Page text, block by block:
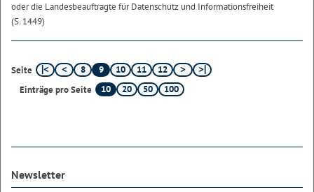
oder die Landesbeauftragte für Datenschutz und Informationsfreiheit
(S. 1449)
Seite 8 9 10 11
12
Einträge pro Seite
10 20 50 100
Newsletter